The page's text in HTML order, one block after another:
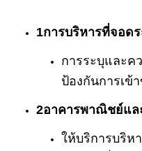
1การบริหารที่จอด
การระบุและค
ป้องกันการเข้
2อาคารพาณิชย์แล
ให้บริการบริห